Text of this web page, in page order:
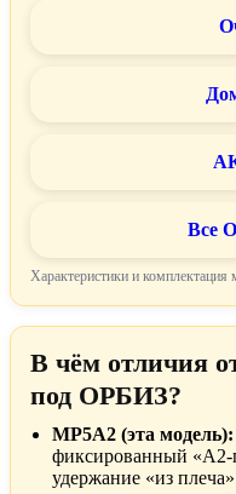
Все
Характеристики и комплектация
В чём отличия
под ОРБИЗ?
MP5A2 (эта модель):
фиксированный «A2-
удержание «из